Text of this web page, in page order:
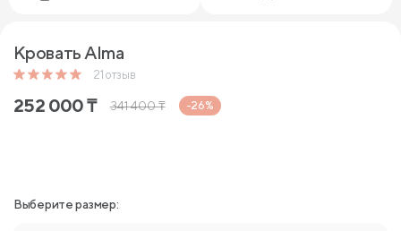
Кровать Alma
21 отзыв
252 000₸ 341 400₸ -26%
Выберите размер: